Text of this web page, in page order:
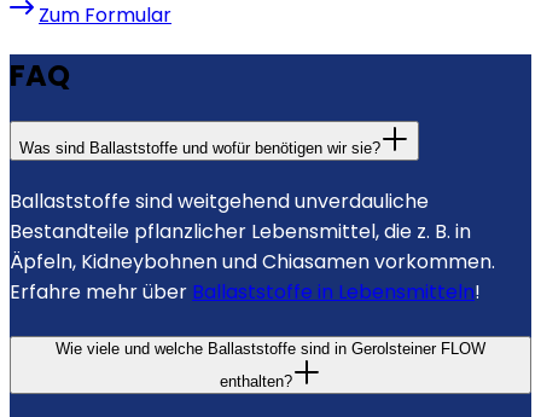
Zum Formular
FAQ
Was sind Ballaststoffe und wofür benötigen wir sie?
Ballaststoffe sind weitgehend unverdauliche
Bestandteile pflanzlicher Lebensmittel, die z. B. in
Äpfeln, Kidneybohnen und Chiasamen vorkommen.
Erfahre mehr über Ballaststoffe in Lebensmitteln!
Wie viele und welche Ballaststoffe sind in Gerolsteiner FLOW
enthalten?